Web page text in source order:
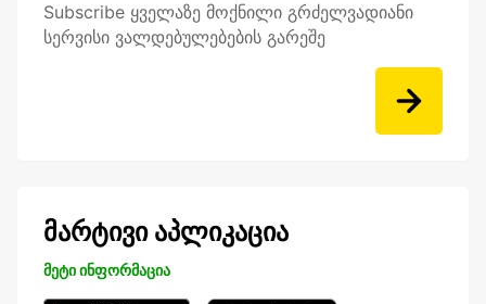
Subscribe ყველაზე მოქნილი გრძელვადიანი
სერვისი ვალდებულებების გარეშე
მარტივი აპლიკაცია
მეტი ინფორმაცია